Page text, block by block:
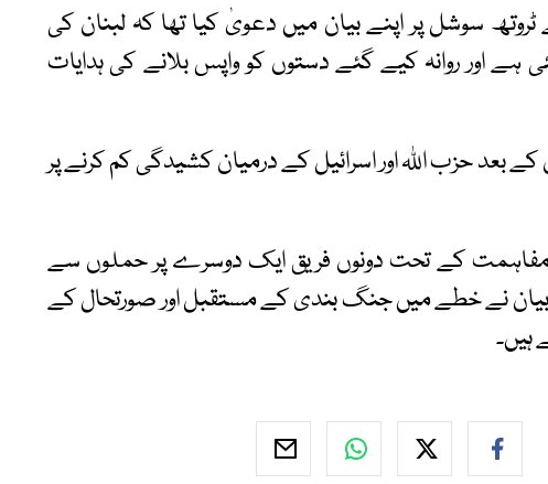
سوشل پر اپنے بیان میں دعویٰ کیا تھا کہ لبنان کی
اور روانہ کیے گئے دستوں کو واپس بلانے کی ہدایات
بعد حزب اللہ اور اسرائیل کے درمیان کشیدگی کم کرنے پر
کے تحت دونوں فریق ایک دوسرے پر حملوں سے
بیان نے خطے میں جنگ بندی کے مستقبل اور صورتحال کے
ہیں۔